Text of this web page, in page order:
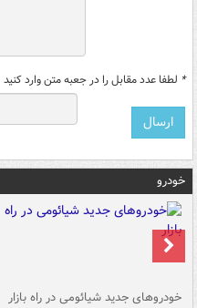
* لطفا عدد مقابل را در جعبه متن وارد کنید
خودرو
خودروهای جدید شیائومی در راه بازار